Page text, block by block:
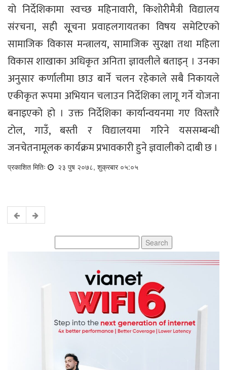
यो निर्देशिकामा स्वच्छ महिनावारी, किशोरीमैत्री विद्यालय
संरचना, सही सूूचना प्रवाहलगायतका विषय समेटिएको
सामाजिक विकास मन्त्रालय, सामाजिक सुरक्षा तथा महिला
विकास शाखाका अधिकृत अनिता ज्ञावलीले बताइन् । उनका
अनुसार कर्णालीमा छाउ बार्ने चलन रहेकाले सबै निकायले
एकीकृत रूपमा अभियान चलाउन निर्देशिका लागू गर्ने योजना
बनाइएको हो । उक्त निर्देशिका कार्यान्वयनमा गए विस्तारै
टोल, गाउँ, बस्ती र विद्यालयमा गरिने यससम्बन्धी
जनचेतनामूलक कार्यक्रम प्रभावकारी हुने ज्ञवालीको दाबी छ ।
प्रकाशित मितिः २३ पुष २०७८, शुक्रबार ०५:०५
for: